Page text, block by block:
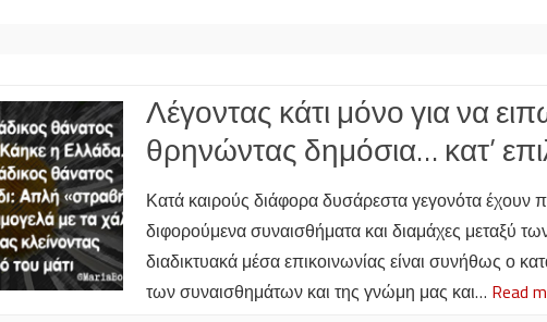
Λέγοντας κάτι μόνο για να
θρηνώντας δημόσια… κατ’
Κατά καιρούς διάφορα δυσάρεστα γεγονότα έχουν
διφορούμενα συναισθήματα και διαμάχες μεταξύ
διαδικτυακά μέσα επικοινωνίας είναι συνήθως ο
των συναισθημάτων και της γνώμη μας και… Read